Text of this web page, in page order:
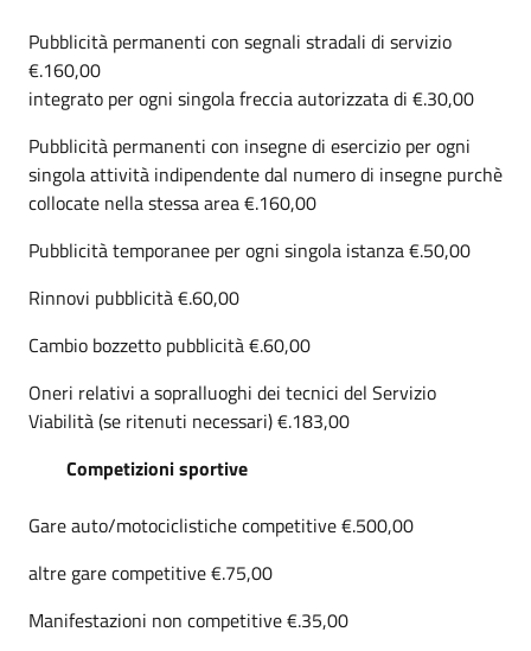
Pubblicità permanenti con segnali stradali di servizio
€.160,00
integrato per ogni singola freccia autorizzata di €.30,00
Pubblicità permanenti con insegne di esercizio per ogni
singola attività indipendente dal numero di insegne purchè
collocate nella stessa area €.160,00
Pubblicità temporanee per ogni singola istanza €.50,00
Rinnovi pubblicità €.60,00
Cambio bozzetto pubblicità €.60,00
Oneri relativi a sopralluoghi dei tecnici del Servizio
Viabilità (se ritenuti necessari) €.183,00
Competizioni sportive
Gare auto/motociclistiche competitive €.500,00
altre gare competitive €.75,00
Manifestazioni non competitive €.35,00